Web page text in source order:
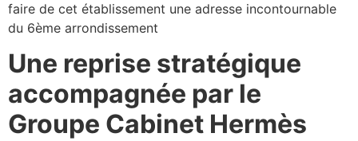
faire de cet établissement une adresse incontournable
du 6ème arrondissement
Une reprise stratégique
accompagnée par le
Groupe Cabinet Hermès